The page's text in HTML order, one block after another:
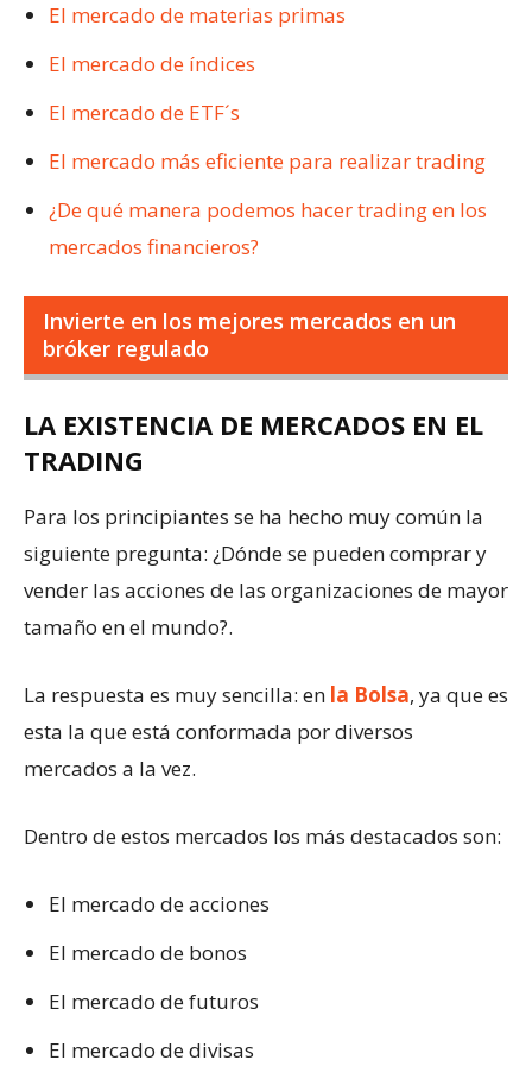
El mercado de materias primas
El mercado de índices
El mercado de ETF´s
El mercado más eficiente para realizar trading
¿De qué manera podemos hacer trading en los
mercados financieros?
Invierte en los mejores mercados en un
bróker regulado
LA EXISTENCIA DE MERCADOS EN EL
TRADING
Para los principiantes se ha hecho muy común la
siguiente pregunta: ¿Dónde se pueden comprar y
vender las acciones de las organizaciones de mayor
tamaño en el mundo?.
La respuesta es muy sencilla: en la Bolsa, ya que es
esta la que está conformada por diversos
mercados a la vez.
Dentro de estos mercados los más destacados son:
El mercado de acciones
El mercado de bonos
El mercado de futuros
El mercado de divisas